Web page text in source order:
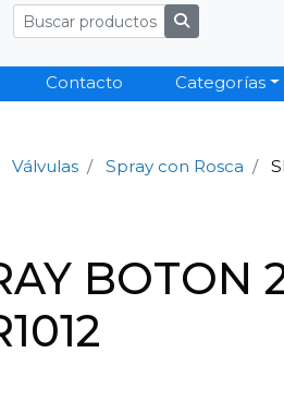
Contacto Categorías
Válvulas Spray con Rosca
BOTON